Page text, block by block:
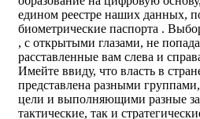
едином реестре наших данных,
биометрические паспорта .
, с открытыми глазами, не
расставленные вам слева и
Имейте ввиду, что власть в
представлена разными
цели и выполняющими разные
тактические, так и